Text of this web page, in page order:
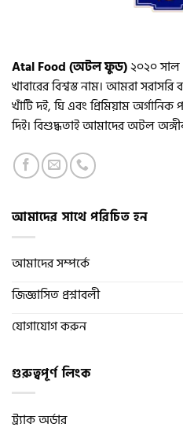
Atal Food (অটল ফুড)২০২০ সাল
খাবারের বিশ্বস্ত নাম। আমরা
খাঁটি দই, ঘি এবং প্রিমিয়াম
দিই। বিশুদ্ধতাই আমাদের অটল
আমাদের সাথে পরিচিত হন
আমাদের সম্পর্কে
জিজ্ঞাসিত প্রশ্নাবলী
যোগাযোগ করুন
গুরুত্বপূর্ণ লিংক
ট্র্যাক অর্ডার